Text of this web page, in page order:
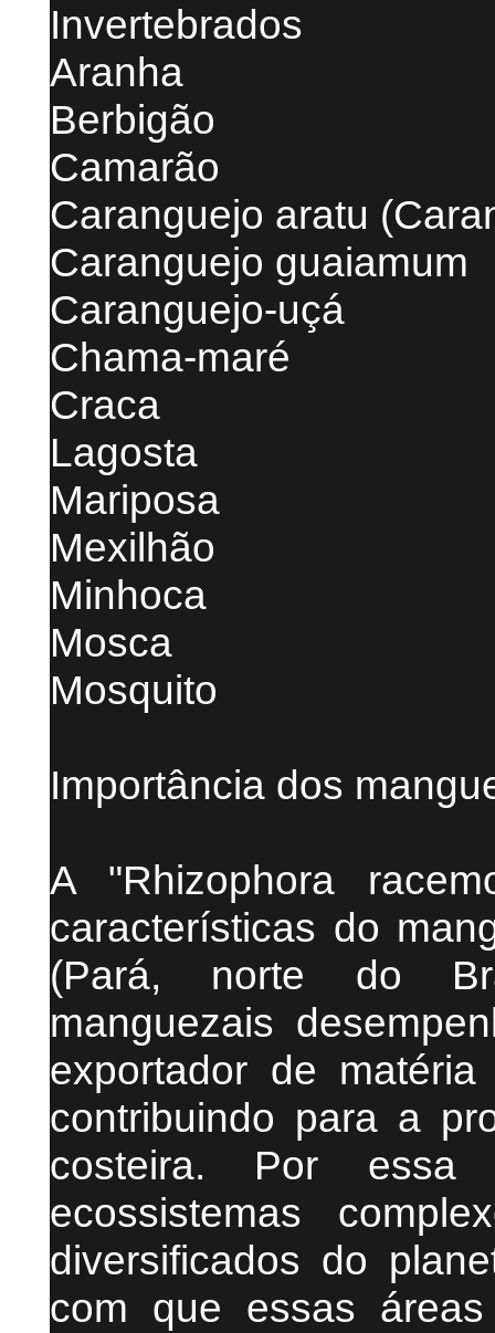
Invertebrados
Aranha
Berbigão
Camarão
Caranguejo aratu
Caranguejo guaiamum
Caranguejo-uçá
Chama-maré
Craca
Lagosta
Mariposa
Mexilhão
Minhoca
Mosca
Mosquito
Importância dos
A "Rhizophora
características do
(Pará, norte do
manguezais
exportador de
contribuindo para a
costeira. Por essa
ecossistemas
diversificados do
com que essas